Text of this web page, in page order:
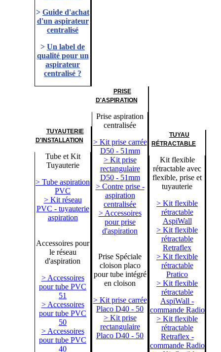
> Guide d'achat
d'un aspirateur
centralisé
> Un label de
qualité pour un
aspirateur
centralisé ?
TUYAUTERIE
D'INSTALLATION
Tube et Kit
Tuyauterie
> Tube aspiration
PVC
> Kit réseau
PVC - tuyauterie
aspiration
Accessoires pour
le réseau
d'aspiration
> Accessoires
pour tube PVC
51
> Accessoires
pour tube PVC
50
> Accessoires
pour tube PVC
40
PRISE
D'ASPIRATION
Prise aspiration
centralisée
> Kit prise carrée
D50 - 51mm
> Kit prise
rectangulaire
D50 - 51mm
> Contre prise -
aspiration
centralisée
> Accessoires
pour prise
d'aspiration
Prise Spéciale
cloison placo
pour tube intégré
en cloison
> Kit prise carrée
Placo D40 - 50
> Kit prise
rectangulaire
Placo D40 - 50
TUYAU
RÉTRACTABLE
Kit flexible
rétractable avec
flexible, prise et
tuyauterie
> Kit flexible
rétractable
AspiWall
> Kit flexible
rétractable
Retraflex
> Kit flexible
rétractable
Pratico
> Kit flexible
rétractable
AspiWall -
commande Radio
> Kit flexible
rétractable
Retraflex -
commande Radio